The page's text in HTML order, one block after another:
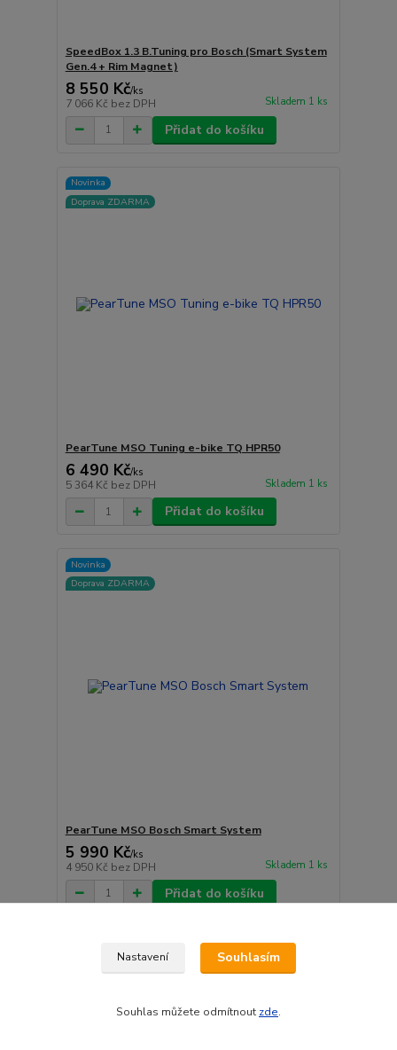
SpeedBox 1.3 B.Tuning pro Bosch (Smart System
Gen.4 + Rim Magnet)
8 550 Kč/ks
7 066 Kč bez DPH Skladem 1 ks
Přidat do košíku
Novinka
Doprava ZDARMA
PearTune MSO Tuning e-bike TQ HPR50
6 490 Kč/ks
5 364 Kč bez DPH Skladem 1 ks
Přidat do košíku
Novinka
Doprava ZDARMA
PearTune MSO Bosch Smart System
5 990 Kč/ks
4 950 Kč bez DPH Skladem 1 ks
Přidat do košíku
Doprava ZDARMA
Nastavení Souhlasím
Souhlas můžete odmítnout zde.